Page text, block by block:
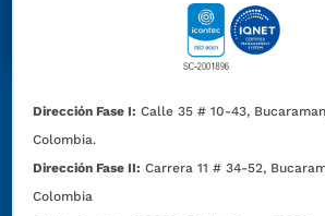
Dirección Fase I: Calle 35 # 10-43,
Colombia.
Dirección Fase II: Carrera 11 # 34-52,
Colombia